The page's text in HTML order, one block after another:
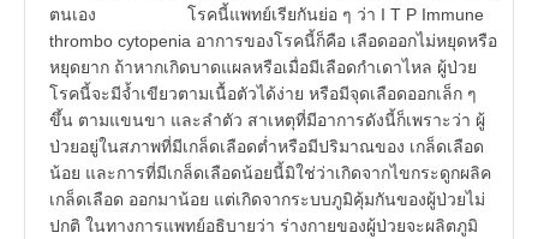
ตนเอง โรคนี้แพทย์เรียกันย่อ ๆ ว่า I T P Immune
thrombo cytopenia อาการของโรคนี้ก็คือ เลือดออกไม่หยุดหรือ
หยุดยาก ถ้าหากเกิดบาดแผลหรือเมื่อมีเลือดกำเดาไหล ผู้ป่วย
โรคนี้จะมีจ้ำเขียวตามเนื้อตัวได้ง่าย หรือมีจุดเลือดออกเล็ก ๆ
ขึ้น ตามแขนขา และลำตัว สาเหตุที่มีอาการดังนี้ก็เพราะว่า ผู้
ป่วยอยู่ในสภาพที่มีเกล็ดเลือดต่ำหรือมีปริมาณของ เกล็ดเลือด
น้อย และการที่มีเกล็ดเลือดน้อยนี้มิใช่ว่าเกิดจากไขกระดูกผลิค
เกล็ดเลือด ออกมาน้อย แต่เกิดจากระบบภูมิคุ้มกันของผู้ป่วยไม่
ปกติ ในทางการแพทย์อธิบายว่า ร่างกายของผู้ป่วยจะผลิตภูมิ